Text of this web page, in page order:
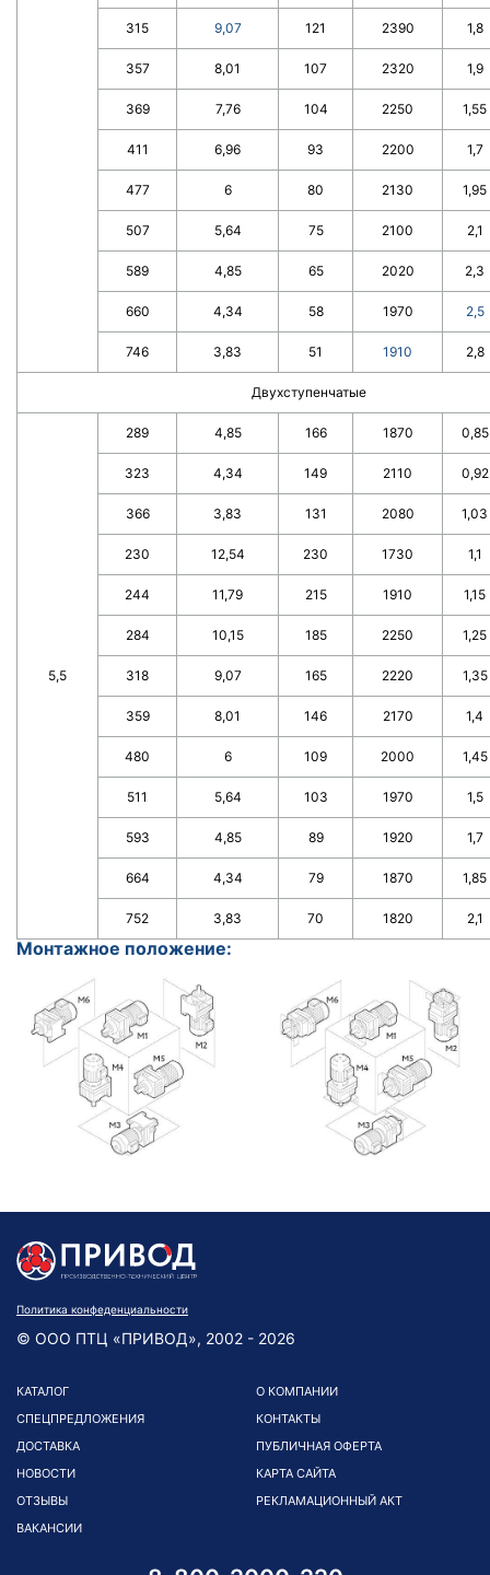
315 9,07 121 2390 1,8
357 8,01 107 2320 1,9
369 7,76 104 2250 1,55
411 6,96 93 2200 1,7
477 6 80 2130 1,95
507 5,64 75 2100 2,1
589 4,85 65 2020 2,3
660 4,34 58 1970 2,5
746 3,83 51 1910 2,8
Двухступенчатые
5,5
289 4,85 166 1870 0,85
323 4,34 149 2110 0,92
366 3,83 131 2080 1,03
230 12,54 230 1730 1,1
244 11,79 215 1910 1,15
284 10,15 185 2250 1,25
318 9,07 165 2220 1,35
359 8,01 146 2170 1,4
480 6 109 2000 1,45
511 5,64 103 1970 1,5
593 4,85 89 1920 1,7
664 4,34 79 1870 1,85
752 3,83 70 1820 2,1
Монтажное положение:
Политика конфеденциальности
© ООО ПТЦ «ПРИВОД», 2002 - 2026
КАТАЛОГ
СПЕЦПРЕДЛОЖЕНИЯ
ДОСТАВКА
НОВОСТИ
ОТЗЫВЫ
ВАКАНСИИ
О КОМПАНИИ
КОНТАКТЫ
ПУБЛИЧНАЯ ОФЕРТА
КАРТА САЙТА
РЕКЛАМАЦИОННЫЙ АКТ